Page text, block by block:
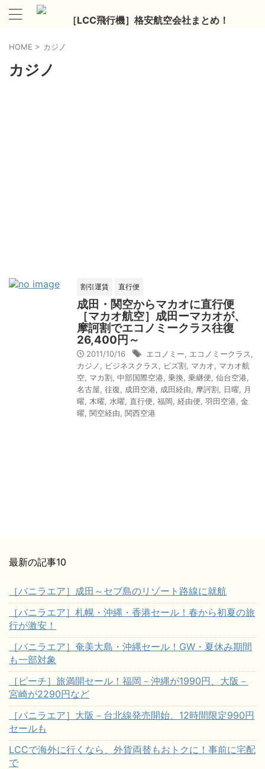
［LCC飛行機］格安航空会社まとめ！
HOME > カジノ
カジノ
割引運賃 直行便
成田・関空からマカオに直行便
［マカオ航空］成田ーマカオが、
摩訶割でエコノミークラス往復
26,400円～
2011/10/16 エコノミー エコノミークラス
カジノ
ビジネスクラス ビズ割 マカオ
マカオ航
空 マカ割 中部国際空港 乗換 乗継便 仙台空港
名古屋 往復 成田空港 成田経由 摩訶割 日曜
月
曜 木曜 水曜 直行便 福岡 経由便 羽田空港 金
曜 関空経由 関西空港
最新の記事10
［バニラエア］成田～セブ島のリゾート路線に就航
［バニラエア］札幌・沖縄・香港セール！春から初夏の旅
行が激安！
［バニラエア］奄美大島・沖縄セール！GW・夏休み期間
も一部対象
［ピーチ］旅満開セール！福岡－沖縄が1990円、大阪－
宮崎が2290円など
［バニラエア］大阪－台北線発売開始、12時間限定990円
セールも
LCCで海外に行くなら、外貨両替もおトクに！事前に宅配
で